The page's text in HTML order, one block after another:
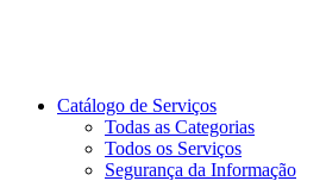
Catálogo de Serviços
Todas as Categorias
Todos os Serviços
Segurança da Informação